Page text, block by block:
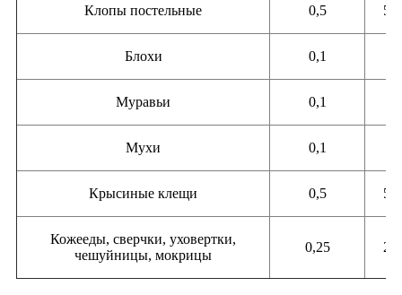
Клопы постельные 0,5 50
Блохи 0,1
Муравьи 0,1
Мухи 0,1
Крысиные клещи 0,5 50
Кожееды, сверчки, уховертки,
чешуйницы, мокрицы
0,25 25